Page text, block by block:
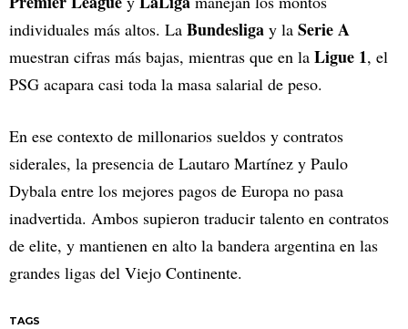
individuales más altos. La Bundesliga y la Serie A
muestran cifras más bajas, mientras que en la Ligue 1, el
PSG acapara casi toda la masa salarial de peso.
En ese contexto de millonarios sueldos y contratos
siderales, la presencia de Lautaro Martínez y Paulo
Dybala entre los mejores pagos de Europa no pasa
inadvertida. Ambos supieron traducir talento en contratos
de elite, y mantienen en alto la bandera argentina en las
grandes ligas del Viejo Continente.
TAGS